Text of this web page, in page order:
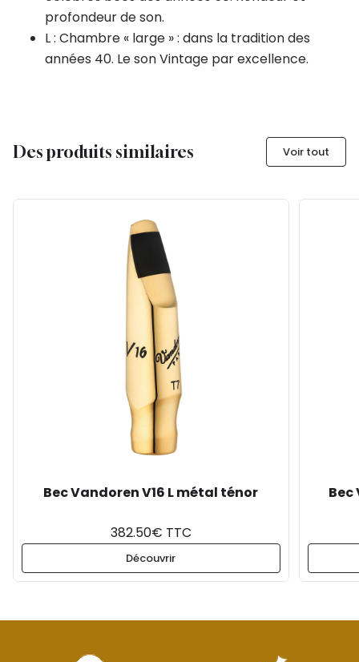
profondeur de son.
L : Chambre « large » : dans la tradition des
années 40. Le son Vintage par excellence.
Des produits similaires Voir tout
Bec Vandoren V16 L métal ténor
382.50€ TTC
Découvrir
Bec